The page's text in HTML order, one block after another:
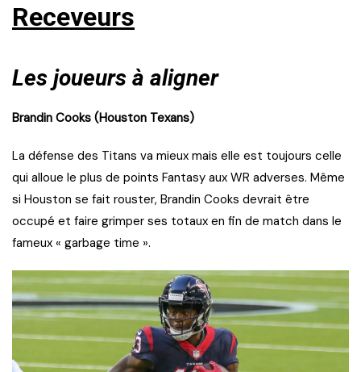
Receveurs
Les joueurs à aligner
Brandin Cooks (Houston Texans)
La défense des Titans va mieux mais elle est toujours celle
qui alloue le plus de points Fantasy aux WR adverses. Même
si Houston se fait rouster, Brandin Cooks devrait être
occupé et faire grimper ses totaux en fin de match dans le
fameux « garbage time ».